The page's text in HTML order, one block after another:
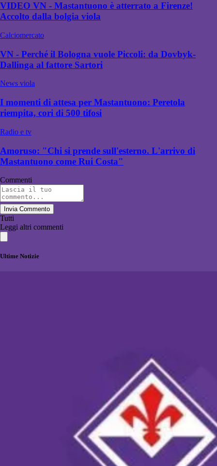
VIDEO VN - Mastantuono è atterrato a Firenze!
Accolto dalla bolgia viola
Calciomercato
VN - Perché il Bologna vuole Piccoli: da Dovbyk-
Dallinga al fattore Sartori
News viola
I momenti di attesa per Mastantuono: Peretola
riempita, cori di 500 tifosi
Radio e tv
Amoruso: "Chi si prende sull'esterno. L'arrivo di
Mastantuono come Rui Costa"
Commenti
Invia Commento
Tutti
Leggi altri commenti
Ultime Notizie